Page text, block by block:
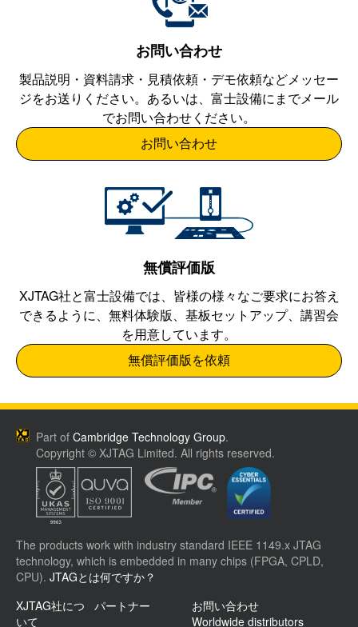
お問い合わせ
製品説明・資料請求・見積依頼・デモ依頼などメッセー
ジをお送りください。あるいは、 富士設備にまでメール
でお問い合わせください。
お問い合わせ
無償評価版
XJTAG社と富士設備では、皆様の様々なご要求にお答え
できるように、無料体験版、基板セットアップ、講習会
を用意しています。
無償評価版を依頼
Part ofCambridge Technology Group.
Copyright © XJTAG Limited. All rights reserved.
The products work with industry standard IEEE 1149.x JTAG
technology, which is embedded in many chips (FPGA, CPLD,
CPU). JTAGとは何ですか？
XJTAG社につ
いて
パートナー
お問い合わせ
Worldwide distributors